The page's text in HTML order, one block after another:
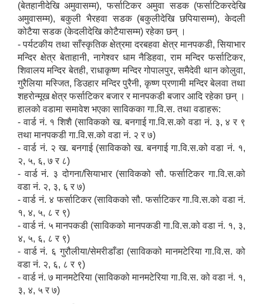
(बेतहानीदेखि अमुवासम्म), फर्साटिकर अमुवा सडक (फर्साटिकरदेखि
अमुवासम्म), बकुली भैरहवा सडक (बकुलीदेखि छपियासम्म), केदली
कोटैया सडक (केदलीदेखि कोटैयासम्म) रहेका छन् ।
- पर्यटकीय तथा साँस्कृतिक क्षेत्रमा दरबहवा क्षेत्र मानपकडी, सियाभार
मन्दिर क्षेत्र बेताहानी, नागेश्वर धाम नैडिहवा, राम मन्दिर फर्साटिकर,
शिवालय मन्दिर बेतही, राधाकृष्ण मन्दिर गोपालपुर, समैदेवी थान कोलुवा,
गुरैलिया मस्जित, डिउहार मन्दिर पुरैनी, कृष्ण प्रणामी मन्दिर बेलवा तथा
शहरोन्मूख क्षेत्र फर्साटिकर बजार र मानपकडी बजार आदि रहेका छन् ।
हालको वडामा समावेश भएका साविकका गा.वि.स. तथा वडाहरू:
- वार्ड नं. १ शिशै (साविकको ख. बनगाई गा.वि.स.को वडा नं. ३, ४ र ९
तथा मानपकडी गा.वि.स.को वडा नं. २ र ७)
- वार्ड नं. २ ख. बनगाई (साविकको ख. बनगाई गा.वि.स.को वडा नं. १,
२, ५, ६, ७ र ८)
- वार्ड नं. ३ दोगना/सियाभार (साविकको सौ. फर्साटिकर गा.वि.स.को
वडा नं. २, ३, ६ र ७)
- वार्ड नं. ४ फर्साटिकर (साविकको सौ. फर्साटिकर गा.वि.स.को वडा नं.
१, ४, ५, ८ र ९)
- वार्ड नं. ५ मानपकडी (साविकको मानपकडी गा.वि.स.को वडा नं. १, ३,
४, ५, ६, ८ र ९)
- वार्ड नं. ६ गुरौलीया/सेमरीडाँडा (साविकको मानमटेरिया गा.वि.स. को
वडा नं. २, ६, ८ र ९)
- वार्ड नं. ७ मानमटेरिया (साविकको मानमटेरिया गा.वि.स. को वडा नं. १,
३, ४, ५ र ७)